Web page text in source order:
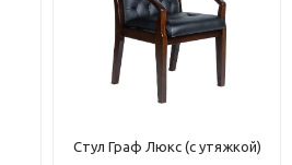
Стул Граф Люкс (с утяжкой)